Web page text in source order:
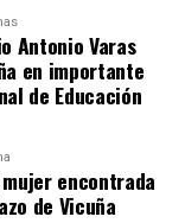
Antonio Varas
en importante
de Educación
encontrada
de Vicuña